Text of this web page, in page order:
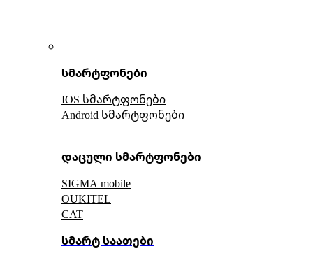
სმარტფონები
IOS სმარტფონები
Android სმარტფონები
დაცული სმარტფონები
SIGMA mobile
OUKITEL
CAT
სმარტ საათები